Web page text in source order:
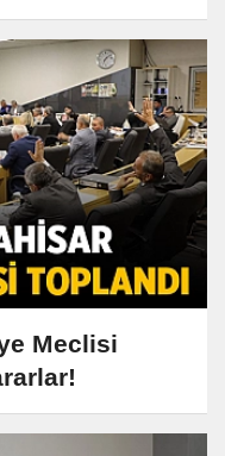
Meclisi